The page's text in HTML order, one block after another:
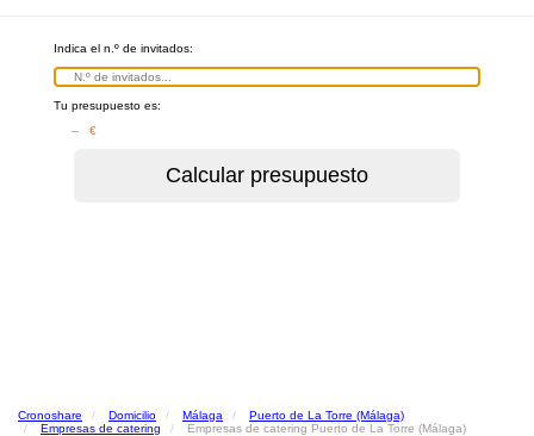
Indica el n.º de invitados:
Tu presupuesto es:
– €
Cronoshare Domicilio Málaga
Puerto de La Torre (Málaga)
Empresas de catering
Empresas de catering Puerto de La Torre (Málaga)